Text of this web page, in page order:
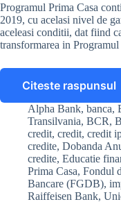
Programul Prima Casa
2019, cu acelasi nivel de
aceleasi conditii, dat fiind
transformarea in
Citeste raspunsul
Programul
Prima
Casa
in
2020:
dobanzile
la
creditele
acordate
Alpha Bank, banca,
Transilvania, BCR,
credit, credit, credit
credite, Dobanda
credite, Educatie
Prima Casa, Fondul
Bancare (FGDB),
Raiffeisen Bank,